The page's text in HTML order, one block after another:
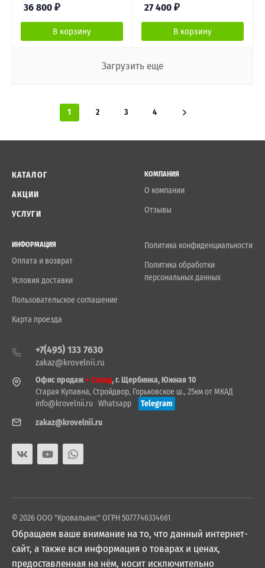
36 800 ₽
В корзину
27 400 ₽
В корзину
Загрузить еще
1 2 3 4
КАТАЛОГ
АКЦИИ
УСЛУГИ
КОМПАНИЯ
О компании
Отзывы
ИНФОРМАЦИЯ
Оплата и возврат
Условия доставки
Пользовательское соглашение
Карта проезда
Политика конфиденциальности
Политика обработки
персональных данных
+7(495) 133 7630
zakaz@krovelnii.ru
Офис продаж+ Склад, г. Щербинка, Южная 10
Старая Купавна, Стройдвор, Горьковское ш., 25км от МКАД
info@krovelnii.ru Whatsapp
Telegram
zakaz@krovelnii.ru
© 2026 ООО "Кровальянс" ОГРН 5077746334661
Обращаем ваше внимание на то, что данный интернет-
сайт, а также вся информация о товарах и ценах,
предоставленная на нём, носит исключительно